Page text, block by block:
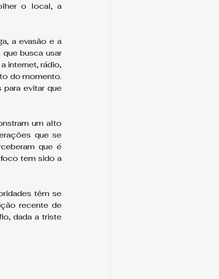
o local, a
a evasão e a
busca usar
internet, rádio,
do momento.
para evitar que
um alto
que se
que é
tem sido a
têm se
recente de
dada a triste